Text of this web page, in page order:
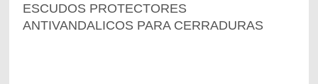
ESCUDOS PROTECTORES
ANTIVANDALICOS PARA CERRADURAS